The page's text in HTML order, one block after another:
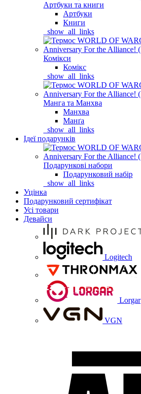
Артбуки та книги
Артбуки
Книги
_show_all_links
Комікси
Комікс
_show_all_links
Манга та Манхва
Манхва
Манґа
_show_all_links
Ідеї подарунків
Подарункові набори
Подарунковий набір
_show_all_links
Уцінка
Подарунковий сертифікат
Усі товари
Девайси
Logitech
Lorgar
VGN